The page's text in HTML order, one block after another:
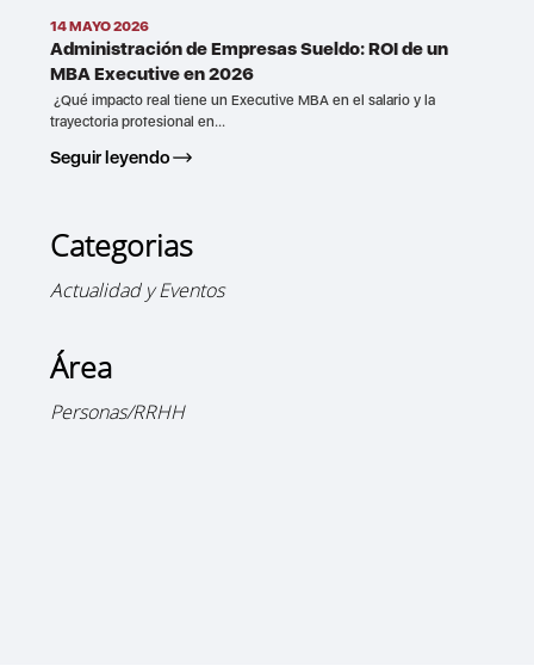
14 MAYO 2026
Administración de Empresas Sueldo: ROI de un
MBA Executive en 2026
¿Qué impacto real tiene un Executive MBA en el salario y la
trayectoria profesional en...
Seguir leyendo
Categorias
Actualidad y Eventos
Área
Personas/RRHH